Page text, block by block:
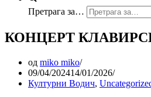
Претрага за…
КОНЦЕРТ
од miko miko
09/04/202414/01/2026
Културни Водич,